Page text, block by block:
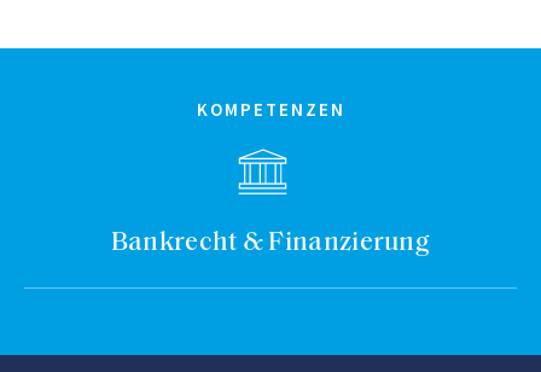
KOMPETENZEN
Bankrecht & Finanzierung